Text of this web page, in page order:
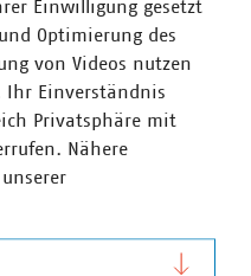
Einwilligung gesetzt
Optimierung des
von Videos nutzen
Ihr Einverständnis
Privatsphäre mit
Nähere